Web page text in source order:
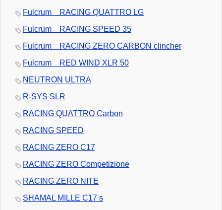
Fulcrum RACING QUATTRO LG
Fulcrum RACING SPEED 35
Fulcrum RACING ZERO CARBON clincher
Fulcrum RED WIND XLR 50
NEUTRON ULTRA
R-SYS SLR
RACING QUATTRO Carbon
RACING SPEED
RACING ZERO C17
RACING ZERO Competizione
RACING ZERO NITE
SHAMAL MILLE C17 s